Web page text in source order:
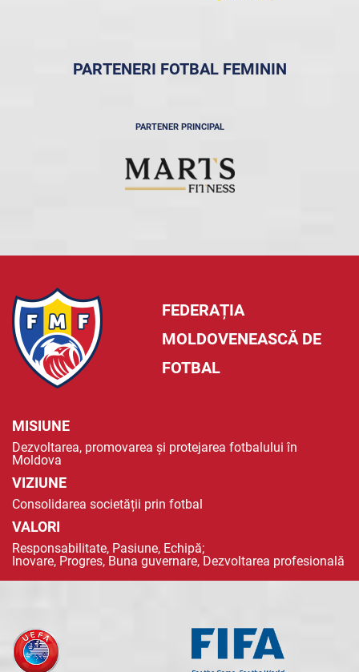
PARTENERI FOTBAL FEMININ
PARTENER PRINCIPAL
FEDERAȚIA
MOLDOVENEASCĂ DE
FOTBAL
MISIUNE
Dezvoltarea, promovarea și protejarea fotbalului în
Moldova
VIZIUNE
Consolidarea societății prin fotbal
VALORI
Responsabilitate, Pasiune, Echipă;
Inovare, Progres, Buna guvernare, Dezvoltarea profesională